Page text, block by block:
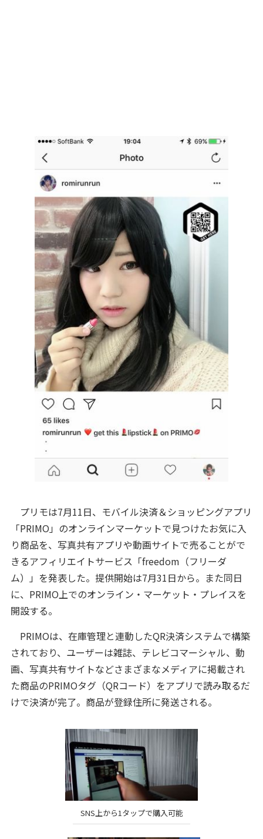
プリモは7月11日、モバイル決済＆ショッピングアプリ
「PRIMO」のオンラインマーケットで見つけたお気に入
り商品を、写真共有アプリや動画サイトで売ることがで
きるアフィリエイトサービス「freedom（フリーダ
ム）」を発表した。提供開始は7月31日から。また同日
に、PRIMO上でのオンライン・マーケット・プレイスを
開設する。
PRIMOは、在庫管理と連動したQR決済システムで構築
されており、ユーザーは雑誌、テレビコマーシャル、動
画、写真共有サイトなどさまざまなメディアに掲載され
た商品のPRIMOタグ（QRコード）をアプリで読み取るだ
けで決済が完了。商品が登録住所に発送される。
SNS上から1タップで購入可能